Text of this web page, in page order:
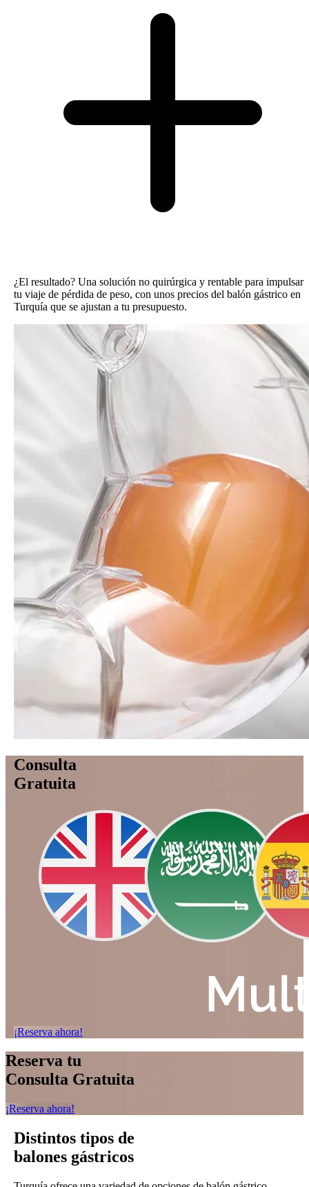
¿El resultado? Una solución no quirúrgica y rentable para impulsar
tu viaje de pérdida de peso, con unos precios del balón gástrico en
Turquía que se ajustan a tu presupuesto.
Consulta
Gratuita
¡Reserva ahora!
Reserva tu
Consulta Gratuita
¡Reserva ahora!
Distintos tipos de
balones gástricos